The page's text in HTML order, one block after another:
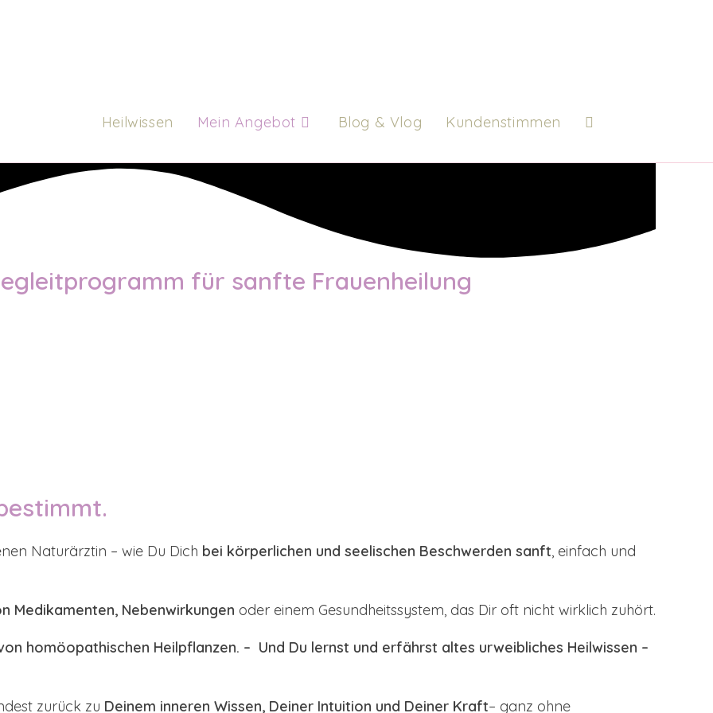
Heilwissen Mein Angebot Blog & Vlog Kundenstimmen Website-
für sanfte Frauenheilung
Naturärztin – wie Du Dich bei körperlichen und seelischen Beschwerden sanft, einfach und
Medikamenten, Nebenwirkungen oder einem Gesundheitssystem, das Dir oft nicht wirklich zuhört.
homöopathischen Heilpflanzen. – Und Du lernst und erfährst altes urweibliches Heilwissen –
zurück zu Deinem inneren Wissen, Deiner Intuition und Deiner Kraft– ganz ohne